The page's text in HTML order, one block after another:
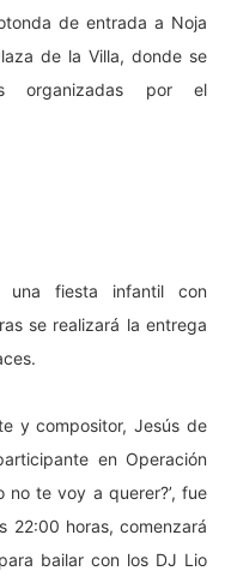
de entrada a Noja
de la Villa, donde se
organizadas por el
fiesta infantil con
se realizará la entrega
y compositor, Jesús de
en Operación
no te voy a querer?’, fue
22:00 horas, comenzará
bailar con los DJ Lio